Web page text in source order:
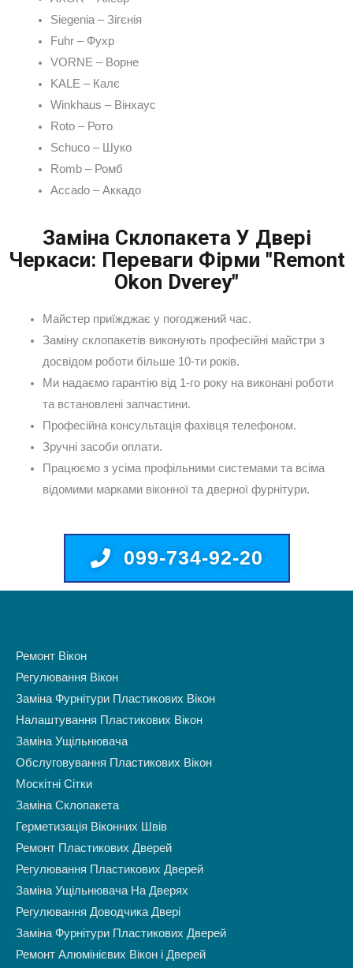
Siegenia – Зігєнія
Fuhr – Фухр
VORNE – Ворне
KALE – Калє
Winkhaus – Вінхаус
Roto – Рото
Schuco – Шуко
Romb – Ромб
Accado – Аккадо
Заміна Склопакета У Двері
Черкаси: Переваги Фірми "Remont
Okon Dverey"
Майстер приїжджає у погоджений час.
Заміну склопакетів виконують професійні майстри з
досвідом роботи більше 10-ти років.
Ми надаємо гарантію від 1-го року на виконані роботи
та встановлені запчастини.
Професійна консультація фахівця телефоном.
Зручні засоби оплати.
Працюємо з усіма профільними системами та всіма
відомими марками віконної та дверної фурнітури.
099-734-92-20
Ремонт Вікон
Регулювання Вікон
Заміна Фурнітури Пластикових Вікон
Налаштування Пластикових Вікон
Заміна Ущільнювача
Обслуговування Пластикових Вікон
Москітні Сітки
Заміна Склопакета
Герметизація Віконних Швів
Ремонт Пластикових Дверей
Регулювання Пластикових Дверей
Заміна Ущільнювача На Дверях
Регулювання Доводчика Двері
Заміна Фурнітури Пластикових Дверей
Ремонт Алюмінієвих Вікон і Дверей